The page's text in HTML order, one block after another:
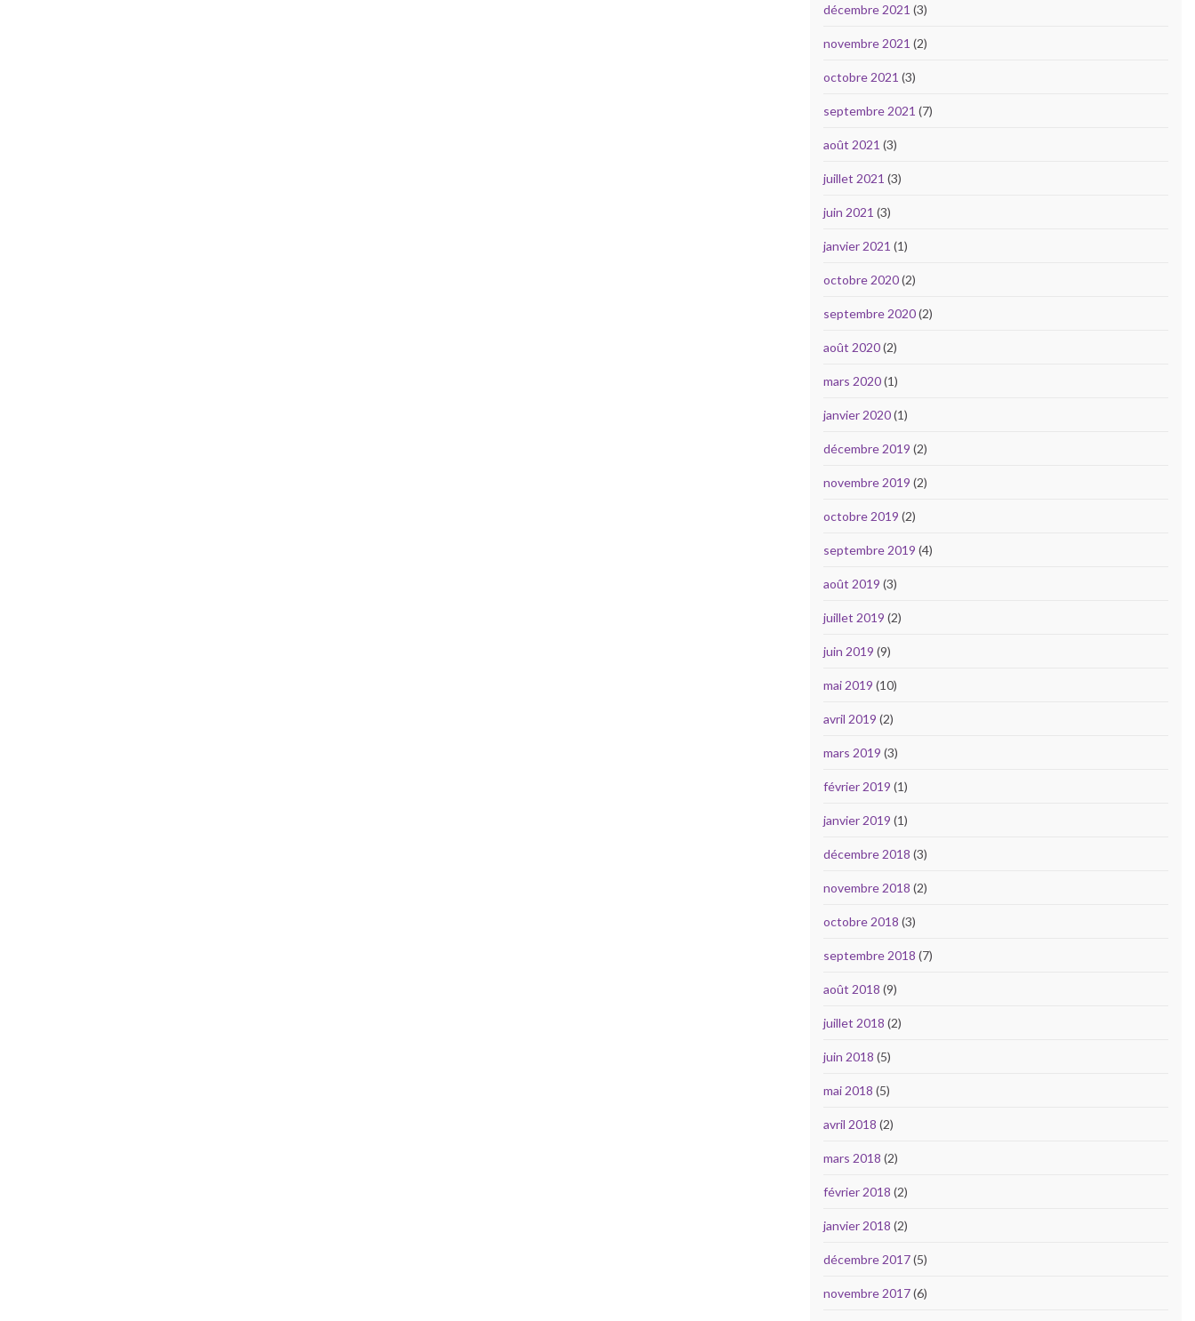
décembre 2021 (3)
novembre 2021 (2)
octobre 2021 (3)
septembre 2021 (7)
août 2021 (3)
juillet 2021 (3)
juin 2021 (3)
janvier 2021 (1)
octobre 2020(2)
septembre 2020(2)
août 2020(2)
mars 2020(1)
janvier 2020(1)
décembre 2019 (2)
novembre 2019 (2)
octobre 2019 (2)
septembre 2019 (4)
août 2019 (3)
juillet 2019 (2)
juin 2019 (9)
mai 2019 (10)
avril 2019 (2)
mars 2019 (3)
février 2019 (1)
janvier 2019 (1)
décembre 2018 (3)
novembre 2018 (2)
octobre 2018 (3)
septembre 2018 (7)
août 2018 (9)
juillet 2018 (2)
juin 2018 (5)
mai 2018 (5)
avril 2018 (2)
mars 2018 (2)
février 2018 (2)
janvier 2018 (2)
décembre 2017(5)
novembre 2017(6)